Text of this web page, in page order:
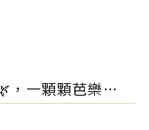
暑氣還沒退🔥，果園依舊綠意滿滿🌿，一顆顆芭樂套袋長大中🫒。慢慢累積，靜待好滋味😋💖